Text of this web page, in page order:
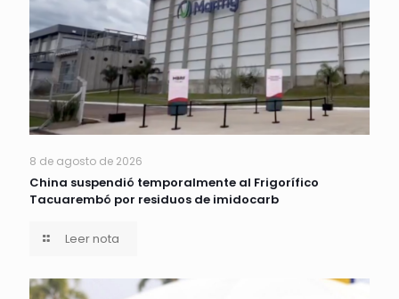
8 de agosto de 2026
China suspendió temporalmente al Frigorífico
Tacuarembó por residuos de imidocarb
Leer nota